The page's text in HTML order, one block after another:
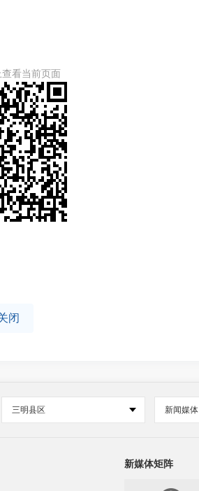
看当前页面
闭
三明县区 新闻媒体
新媒体矩阵